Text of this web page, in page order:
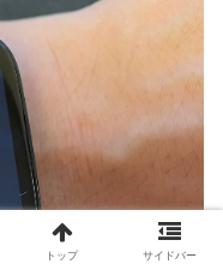
トップ サイドバー